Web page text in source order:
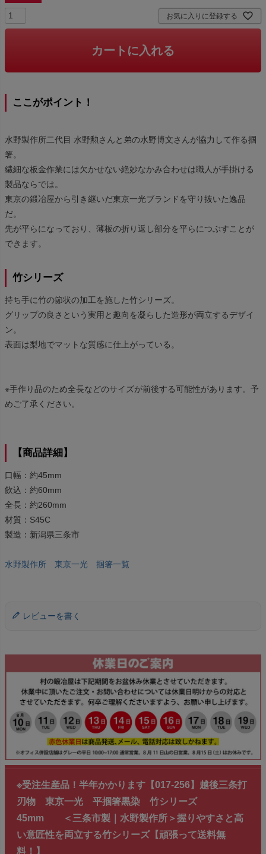
お気に入りに登録する
カートに入れる
ここがポイント！
水野製作所二代目 水野勲さんと弟の水野博文さんが協力して作る掴
箸。
繊細な板金作業には欠かせない絶妙なかみ合わせは職人が手掛ける
製品ならでは。
東京の鍛冶屋から引き継いだ東京一光ブランドを守り抜いた逸品
だ。
先が平らになっており、薄板の折り返し部分を平らにつぶすことが
できます。
竹シリーズ
持ち手に竹の節状の加工を施した竹シリーズ。
グリップの良さという実用と趣向を凝らした造形が両立するデザイ
ン。
表面は梨地でマットな質感に仕上がっている。
※手作り品のため全長などのサイズが前後する可能性があります。予
めご了承ください。
【商品詳細】
口幅：約45mm
飲込：約60mm
全長：約260mm
材質：S45C
製造：新潟県三条市
水野製作所 東京一光 掴箸一覧
レビューを書く
※受注生産品！半年かかります【017-256】越後三条打
刃物 東京一光 平掴箸黒染 竹シリーズ
45mm ＜三条市製｜水野製作所＞握りやすさと高
い意匠性を両立する竹シリーズ【頑張って送料無
料！】